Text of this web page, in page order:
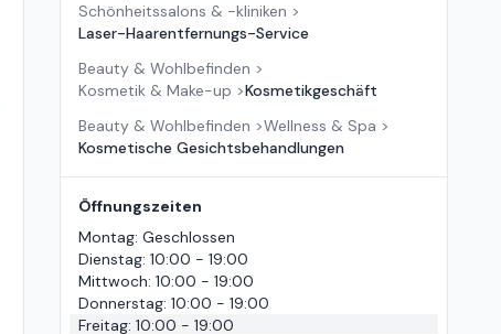
Schönheitssalons & -kliniken >
Laser-Haarentfernungs-Service
Beauty & Wohlbefinden >
Kosmetik & Make-up >Kosmetikgeschäft
Beauty & Wohlbefinden >Wellness & Spa >
Kosmetische Gesichtsbehandlungen
Öffnungszeiten
Montag: Geschlossen
Dienstag: 10:00 - 19:00
Mittwoch: 10:00 - 19:00
Donnerstag: 10:00 - 19:00
Freitag: 10:00 - 19:00